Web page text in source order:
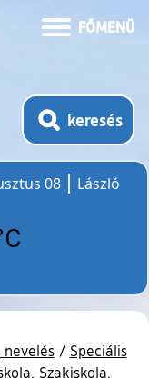
FŐMENÜ
keresés
08
László
/ Speciális
Szakiskola,